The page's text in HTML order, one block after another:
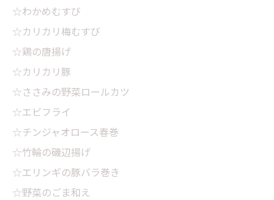
☆わかめむすび
☆カリカリ梅むすび
☆鶏の唐揚げ
☆カリカリ豚
☆ささみの野菜ロールカツ
☆エビフライ
☆チンジャオロース春巻
☆竹輪の磯辺揚げ
☆エリンギの豚バラ巻き
☆野菜のごま和え